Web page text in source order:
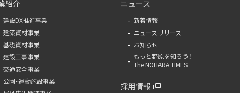
紹介
建設DX推進事業
建築資材事業
基礎資材事業
建設工事事業
交通安全事業
公園・運動施設事業
ニュース
新着情報
ニュースリリース
お知らせ
もっと野原を知ろう！
The NOHARA TIMES
採用情報